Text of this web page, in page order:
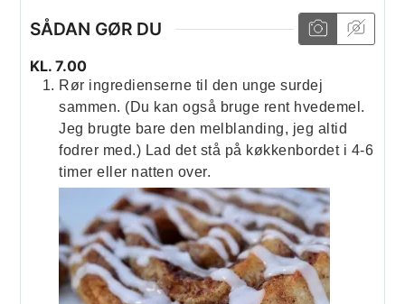
SÅDAN GØR DU
KL. 7.00
Rør ingredienserne til den unge surdej
sammen. (Du kan også bruge rent hvedemel.
Jeg brugte bare den melblanding, jeg altid
fodrer med.) Lad det stå på køkkenbordet i 4-6
timer eller natten over.